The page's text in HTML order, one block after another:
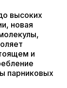
высоких
новая
и
парниковых